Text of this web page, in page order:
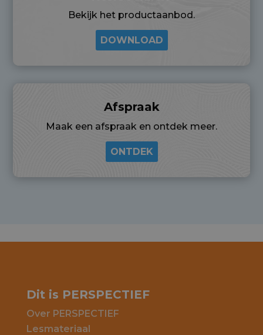
Bekijk het productaanbod.
DOWNLOAD
Afspraak
Maak een afspraak en ontdek meer.
ONTDEK
Dit is PERSPECTIEF
Over PERSPECTIEF
Lesmateriaal